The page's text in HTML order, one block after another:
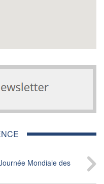
Mondiale des